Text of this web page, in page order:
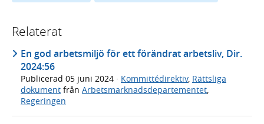
Relaterat
En god arbetsmiljö för ett förändrat arbetsliv, Dir.
2024:56
Publicerad 05 juni 2024 · Kommittédirektiv, Rättsliga
dokument från Arbetsmarknadsdepartementet,
Regeringen